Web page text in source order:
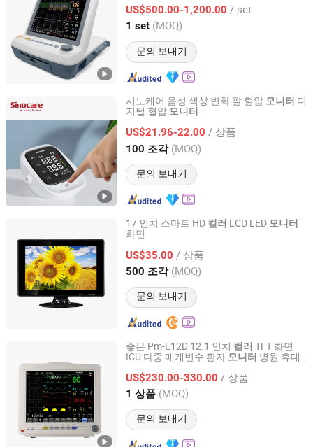
US$500.00-1,200.00 / set
1 set (MOQ)
문의 보내기
Jiangsu, China 이후 2023
시노케어 음성 색상 변화 팔 혈압 모니터 디
지털 혈압 모니터
US$21.96-22.00 / 상품
100 조각 (MOQ)
문의 보내기
Changsha Sinocare Inc.
Hunan, China 이후 2023
17 인치 스마트 HD 컬러 LCD LED 모니터
화면
US$35.00 / 상품
500 조각 (MOQ)
문의 보내기
GUANGZHOU FUGUO ELECTRONICS CO., LTD.
Guangdong, China 이후 2017
좋은 Pm-L12D 12.1 인치 컬러 TFT 화면
ICU 다중 매개변수 환자 모니터 병원 휴대
US$230.00-330.00 / 상품
1 상품 (MOQ)
문의 보내기
Nanjing Greenlife Medical Equipment Co., Ltd.
Jiangsu, China 이후 2024